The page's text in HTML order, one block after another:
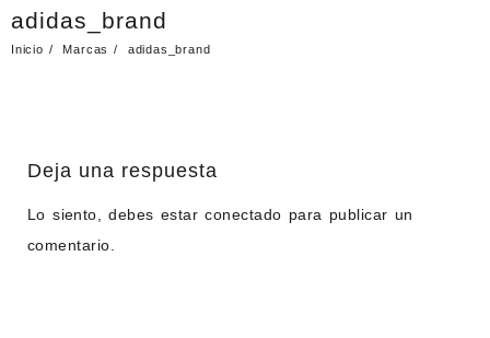
adidas_brand
Inicio Marcas adidas_brand
Deja una respuesta
Lo siento, debes estarconectado para publicar un
comentario.